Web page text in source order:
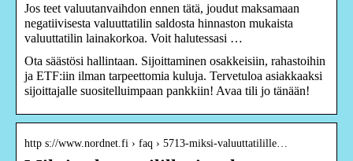
Jos teet valuutanvaihdon ennen tätä, joudut maksamaan
negatiivisesta valuuttatilin saldosta hinnaston mukaista
valuuttatilin lainakorkoa. Voit halutessasi …
Ota säästösi hallintaan. Sijoittaminen osakkeisiin, rahastoihin
ja ETF:iin ilman tarpeettomia kuluja. Tervetuloa asiakkaaksi
sijoittajalle suositelluimpaan pankkiin! Avaa tili jo tänään!
http s://www.nordnet.fi › faq › 5713-miksi-valuuttatilille…